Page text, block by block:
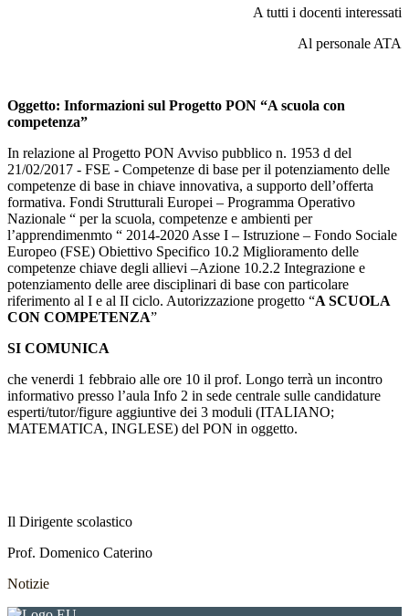
A tutti i docenti interessati
Al personale ATA
Oggetto: Informazioni sul Progetto PON “A scuola con
competenza”
In relazione al Progetto PON Avviso pubblico n. 1953 d del
21/02/2017 - FSE - Competenze di base per il potenziamento delle
competenze di base in chiave innovativa, a supporto dell’offerta
formativa. Fondi Strutturali Europei – Programma Operativo
Nazionale “ per la scuola, competenze e ambienti per
l’apprendimenmto “ 2014-2020 Asse I – Istruzione – Fondo Sociale
Europeo (FSE) Obiettivo Specifico 10.2 Miglioramento delle
competenze chiave degli allievi –Azione 10.2.2 Integrazione e
potenziamento delle aree disciplinari di base con particolare
riferimento al I e al II ciclo. Autorizzazione progetto “A SCUOLA
CON COMPETENZA”
SI COMUNICA
che venerdi 1 febbraio alle ore 10 il prof. Longo terrà un incontro
informativo presso l’aula Info 2 in sede centrale sulle candidature
esperti/tutor/figure aggiuntive dei 3 moduli (ITALIANO;
MATEMATICA, INGLESE) del PON in oggetto.
Il Dirigente scolastico
Prof. Domenico Caterino
Notizie